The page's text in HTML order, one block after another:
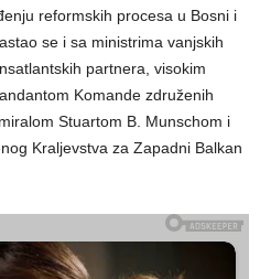
reformskih procesa u Bosni i
se i sa ministrima vanjskih
partnera, visokim
Komande združenih
Stuartom B. Munschom i
Kraljevstva za Zapadni Balkan